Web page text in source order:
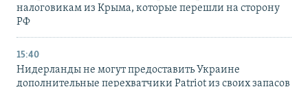
налоговикам из Крыма, которые перешли на сторону
РФ
15:40
Нидерланды не могут предоставить Украине
дополнительные перехватчики Patriot из своих запасов